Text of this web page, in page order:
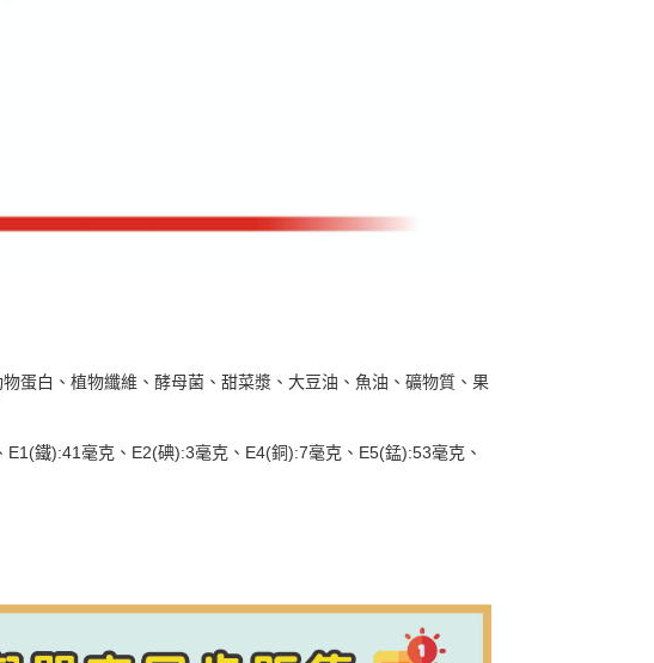
物蛋白、植物纖維、酵母菌、甜菜漿、大豆油、魚油、礦物質、果
E1(鐵):41毫克、 E2(碘):3毫克、 E4(銅):7毫克、 E5(錳):53毫克、